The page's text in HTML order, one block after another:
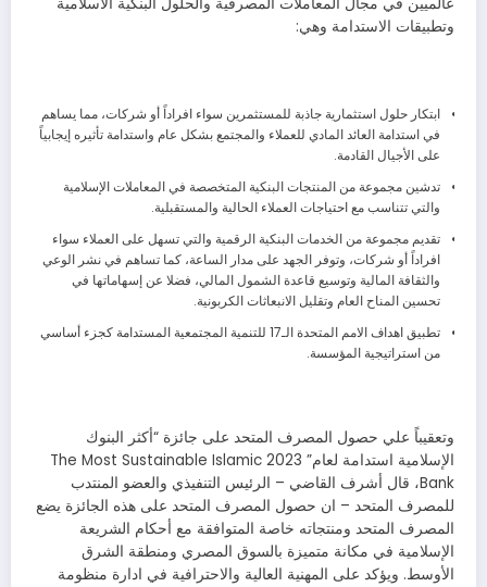
عالميين في مجال المعاملات المصرفية والحلول البنكية الاسلامية
وتطبيقات الاستدامة وهي:
ابتكار حلول استثمارية جاذبة للمستثمرين سواء افراداً أو شركات، مما يساهم
في استدامة العائد المادي للعملاء والمجتمع بشكل عام واستدامة تأثيره إيجابياً
على الأجيال القادمة.
تدشين مجموعة من المنتجات البنكية المتخصصة في المعاملات الإسلامية
والتي تتناسب مع احتياجات العملاء الحالية والمستقبلية.
تقديم مجموعة من الخدمات البنكية الرقمية والتي تسهل على العملاء سواء
افراداً أو شركات، وتوفر الجهد على مدار الساعة، كما تساهم في نشر الوعي
والثقافة المالية وتوسيع قاعدة الشمول المالي، فضلا عن إسهاماتها في
تحسين المناح العام وتقليل الانبعاثات الكربونية.
تطبيق اهداف الامم المتحدة الـ17 للتنمية المجتمعية المستدامة كجزء أساسي
من استراتيجية المؤسسة.
وتعقيباً علي حصول المصرف المتحد على جائزة “أكثر البنوك
الإسلامية استدامة لعام” 2023 The Most Sustainable Islamic
Bank، قال أشرف القاضي – الرئيس التنفيذي والعضو المنتدب
للمصرف المتحد – ان حصول المصرف المتحد على هذه الجائزة يضع
المصرف المتحد ومنتجاته خاصة المتوافقة مع أحكام الشريعة
الإسلامية في مكانة متميزة بالسوق المصري ومنطقة الشرق
الأوسط. ويؤكد على المهنية العالية والاحترافية في ادارة منظومة